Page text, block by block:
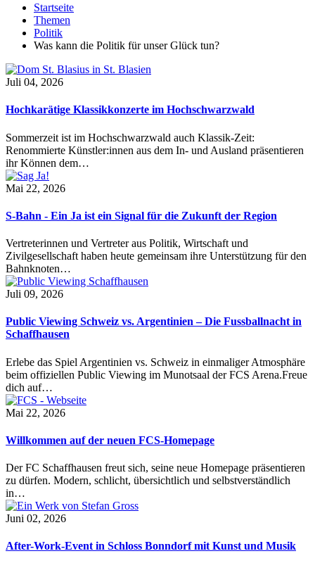
Startseite
Themen
Politik
Was kann die Politik für unser Glück tun?
Juli 04, 2026
Hochkarätige Klassikkonzerte im Hochschwarzwald
Sommerzeit ist im Hochschwarzwald auch Klassik-Zeit:
Renommierte Künstler:innen aus dem In- und Ausland präsentieren
ihr Können dem…
Mai 22, 2026
S-Bahn - Ein Ja ist ein Signal für die Zukunft der Region
Vertreterinnen und Vertreter aus Politik, Wirtschaft und
Zivilgesellschaft haben heute gemeinsam ihre Unterstützung für den
Bahnknoten…
Juli 09, 2026
Public Viewing Schweiz vs. Argentinien – Die Fussballnacht in
Schaffhausen
Erlebe das Spiel Argentinien vs. Schweiz in einmaliger Atmosphäre
beim offiziellen Public Viewing im Munotsaal der FCS Arena.Freue
dich auf…
Mai 22, 2026
Willkommen auf der neuen FCS-Homepage
Der FC Schaffhausen freut sich, seine neue Homepage präsentieren
zu dürfen. Modern, schlicht, übersichtlich und selbstverständlich
in…
Juni 02, 2026
After-Work-Event in Schloss Bonndorf mit Kunst und Musik